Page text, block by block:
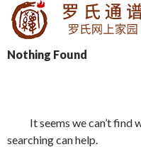
SKIP TO CONTENT
Nothing Found
It seems we can’t find
searching can help.